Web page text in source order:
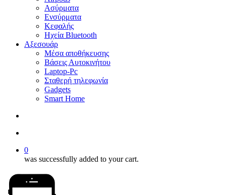
Ασύρματα
Ενσύρματα
Κεφαλής
Ηχεία Bluetooth
Αξεσουάρ
Μέσα αποθήκευσης
Βάσεις Αυτοκινήτου
Laptop-Pc
Σταθερή τηλεφωνία
Gadgets
Smart Home
0
was successfully added to your cart.